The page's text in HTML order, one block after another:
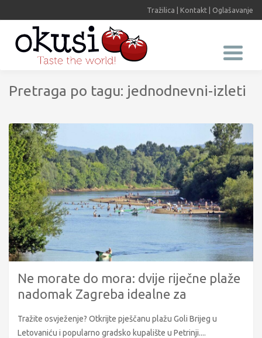
Tražilica Kontakt Oglašavanje
Pretraga po tagu: jednodnevni-izleti
Ne morate do mora: dvije riječne plaže
nadomak Zagreba idealne za
Tražite osvježenje? Otkrijte pješčanu plažu Goli Brijeg u
Letovaniću i popularno gradsko kupalište u Petrinji....